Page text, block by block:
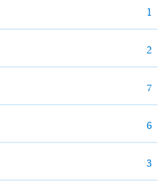
1
2
7
6
3